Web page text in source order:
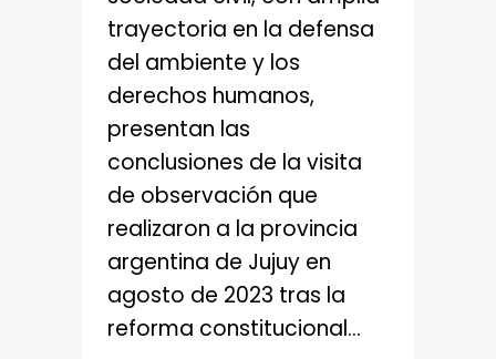
trayectoria en la defensa
del ambiente y los
derechos humanos,
presentan las
conclusiones de la visita
de observación que
realizaron a la provincia
argentina de Jujuy en
agosto de 2023 tras la
reforma constitucional...